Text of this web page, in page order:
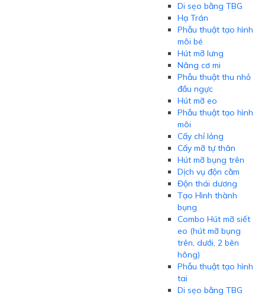
Di sẹo bằng TBG
Hạ Trán
Phẫu thuật tạo hình
môi bé
Hút mỡ lưng
Nâng cơ mi
Phẫu thuật thu nhỏ
đầu ngực
Hút mỡ eo
Phẫu thuật tạo hình
môi
Cấy chỉ lỏng
Cấy mỡ tự thân
Hút mỡ bụng trên
Dịch vụ độn cằm
Độn thái dương
Tạo Hình thành
bụng
Combo Hút mỡ siết
eo (hút mỡ bụng
trên, dưới, 2 bên
hông)
Phẫu thuật tạo hình
tai
Di sẹo bằng TBG